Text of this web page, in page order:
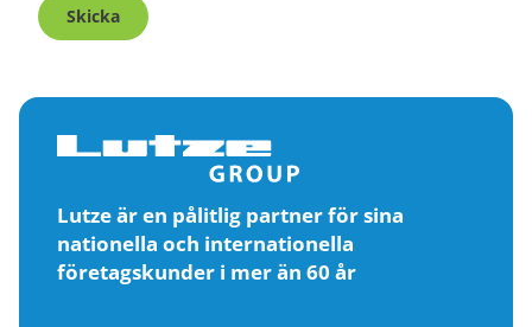
Skicka
Lutze är en pålitlig partner för sina
nationella och internationella
företagskunder i mer än 60 år